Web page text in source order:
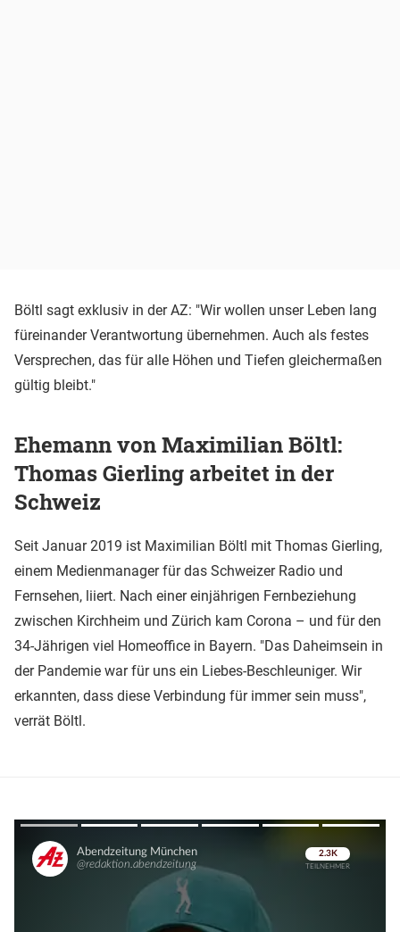
Böltl sagt exklusiv in der AZ: "Wir wollen unser Leben lang
füreinander Verantwortung übernehmen. Auch als festes
Versprechen, das für alle Höhen und Tiefen gleichermaßen
gültig bleibt."
Ehemann von Maximilian Böltl:
Thomas Gierling arbeitet in der
Schweiz
Seit Januar 2019 ist Maximilian Böltl mit Thomas Gierling,
einem Medienmanager für das Schweizer Radio und
Fernsehen, liiert. Nach einer einjährigen Fernbeziehung
zwischen Kirchheim und Zürich kam Corona – und für den
34-Jährigen viel Homeoffice in Bayern. "Das Daheimsein in
der Pandemie war für uns ein Liebes-Beschleuniger. Wir
erkannten, dass diese Verbindung für immer sein muss",
verrät Böltl.
Überspringen